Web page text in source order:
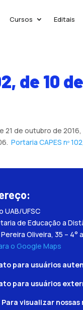
Cursos Editais
de 10
21 de outubro de
Portaria CAPES nº
UAB/UFSC
de Educação a
Oliveira, 35 – 4°
o Google Maps
para usuários
para usuários
Para visualizar